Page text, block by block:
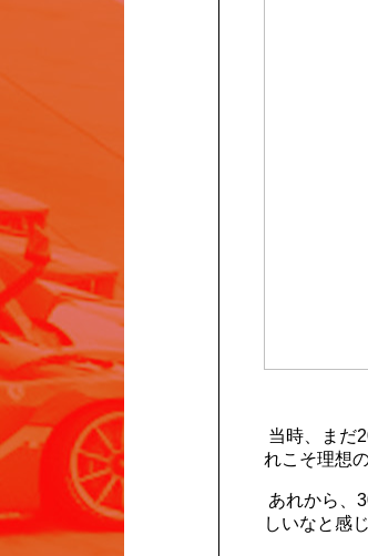
当時、まだ
れこそ理想
あれから、
しいなと感